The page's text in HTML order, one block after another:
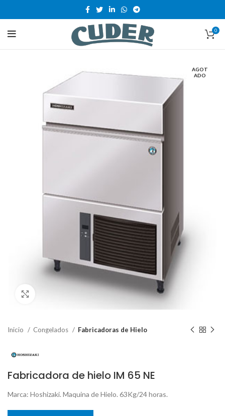
0
AGOT
ADO
Inicio Congelados Fabricadoras de Hielo
Fabricadora de hielo IM 65 NE
Marca: Hoshizaki. Maquina de Hielo. 63Kg/24 horas.